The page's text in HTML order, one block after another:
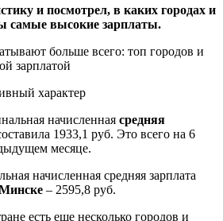
и посмотрел, в каких городах и
самые высокие зарплаты.
характер
начисленная средняя
1933,1 руб. Это всего на 6
месяце.
начисленная средняя зарплата
– 2595,8 руб.
есть еще несколько городов и